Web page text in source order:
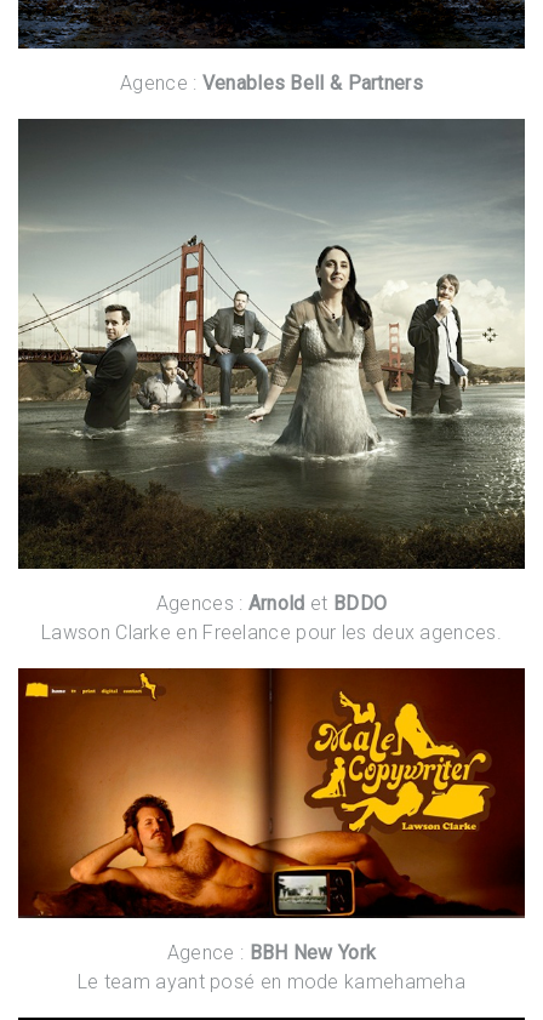
Agence : Venables Bell & Partners
Agences : Arnold et BDDO
Lawson Clarke en Freelance pour les deux agences.
Agence : BBH New York
Le team ayant posé en mode kamehameha